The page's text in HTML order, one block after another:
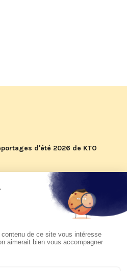
d'été 2026 de KTO
pastorale du pape Léon
à suivre sur KTO le
en Uruguay, Argentine et